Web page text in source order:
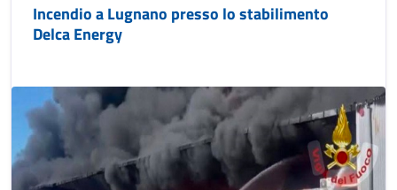
Incendio a Lugnano presso lo stabilimento
Delca Energy